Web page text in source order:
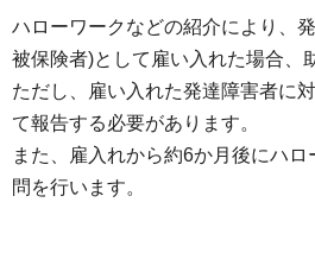
ハローワークなどの紹介により、
被保険者)として雇い入れた場合、
ただし、雇い入れた発達障害者に
て報告する必要があります。
また、雇入れから約6か月後にハ
問を行います。